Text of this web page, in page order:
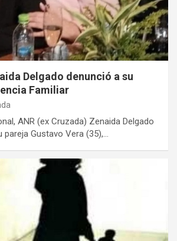
Delgado denunció a su
Familiar
ANR (ex Cruzada) Zenaida Delgado
pareja Gustavo Vera (35),…